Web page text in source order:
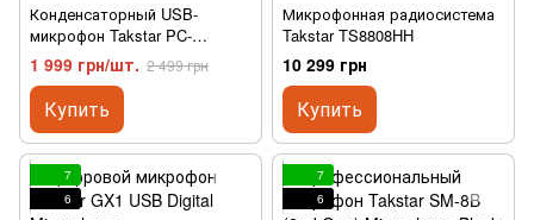
Конденсаторный USB-
микрофон Takstar PC-
K220USB Black
1 999 грн/шт. 2 499 грн
Купить
Микрофонная радиосистема
Takstar TS8808HH
10 299 грн
Купить
7
6
7
6